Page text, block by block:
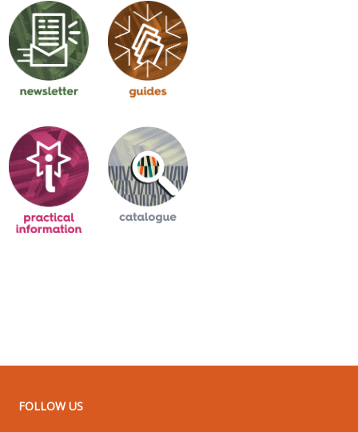
FOLLOW US